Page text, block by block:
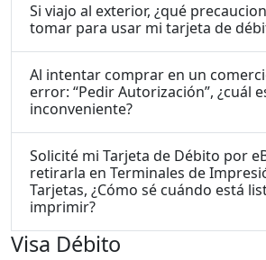
Si viajo al exterior, ¿qué
tomar para usar mi tarjeta de
Al intentar comprar en un
error: “Pedir Autorización”, ¿cuál
inconveniente?
Solicité mi Tarjeta de Débito por
retirarla en Terminales de
Tarjetas, ¿Cómo sé cuándo está
imprimir?
Visa Débito